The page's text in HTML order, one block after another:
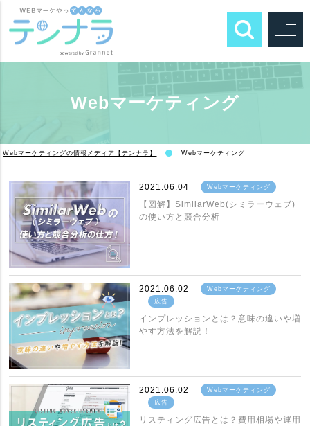
Webマーケティング
Webマーケティングの情報メディア【テンナラ】 Webマーケティング
2021.06.04 Webマーケティング
【図解】SimilarWeb(シミラーウェブ)
の使い方と競合分析
2021.06.02
Webマーケティング
広告
インプレッションとは？意味の違いや増
やす方法を解説！
2021.06.02
Webマーケティング
広告
リスティング広告とは？費用相場や運用